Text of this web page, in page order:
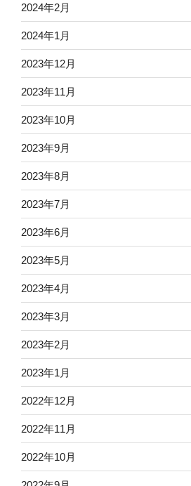
2024年2月
2024年1月
2023年12月
2023年11月
2023年10月
2023年9月
2023年8月
2023年7月
2023年6月
2023年5月
2023年4月
2023年3月
2023年2月
2023年1月
2022年12月
2022年11月
2022年10月